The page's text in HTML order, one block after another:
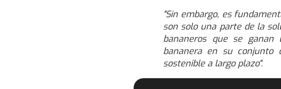
"Sin embargo, es
son solo una parte de la
bananeros que se ganan
bananera en su conjunto
sostenible a largo plazo".